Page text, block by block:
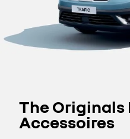
The Originals
Accessoires